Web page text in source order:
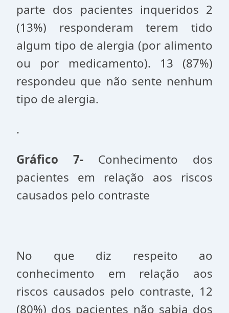
parte dos pacientes inqueridos 2
(13%) responderam terem tido
algum tipo de alergia (por alimento
ou por medicamento). 13 (87%)
respondeu que não sente nenhum
tipo de alergia.
.
Gráfico 7- Conhecimento dos
pacientes em relação aos riscos
causados pelo contraste
No que diz respeito ao
conhecimento em relação aos
riscos causados pelo contraste, 12
(80%) dos pacientes não sabia dos